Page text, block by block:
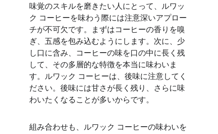
味覚のスキルを磨きたい人にとって、ルワッ
ク コーヒーを味わう際には注意深いアプロー
チが不可欠です。まずはコーヒーの香りを嗅
ぎ、五感を包み込むようにします。次に、少
し口に含み、コーヒーの味を口の中に長く残
して、その多層的な特徴を本当に味わいま
す。ルワック コーヒーは、後味に注意してく
ださい。後味には甘さが長く残り、さらに味
わいたくなることが多いからです。
組み合わせも、ルワック コーヒーの味わいを